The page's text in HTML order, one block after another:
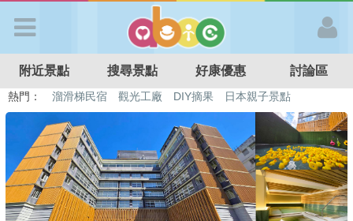
APP登入
首 頁
搜尋景點
附近景點 搜尋景點 好康優惠 討論區
熱門： 溜滑梯民宿 觀光工廠 DIY摘果
日本親子景點
特色遊戲場
親子住房優惠 台北親子餐廳 溫泉泡湯SPA